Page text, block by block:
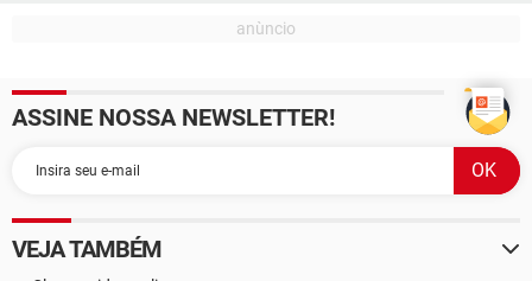
ASSINE NOSSA NEWSLETTER!
VEJA TAMBÉM